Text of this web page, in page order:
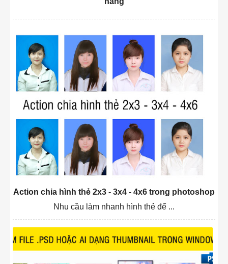
Action chia hình thẻ 2x3 - 3x4 - 4x6 trong photoshop
Nhu cầu làm nhanh hình thẻ để ...